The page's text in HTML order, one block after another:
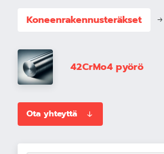
Koneenrakennus­teräkset
42CrMo4 pyörö
Ota yhteyttä